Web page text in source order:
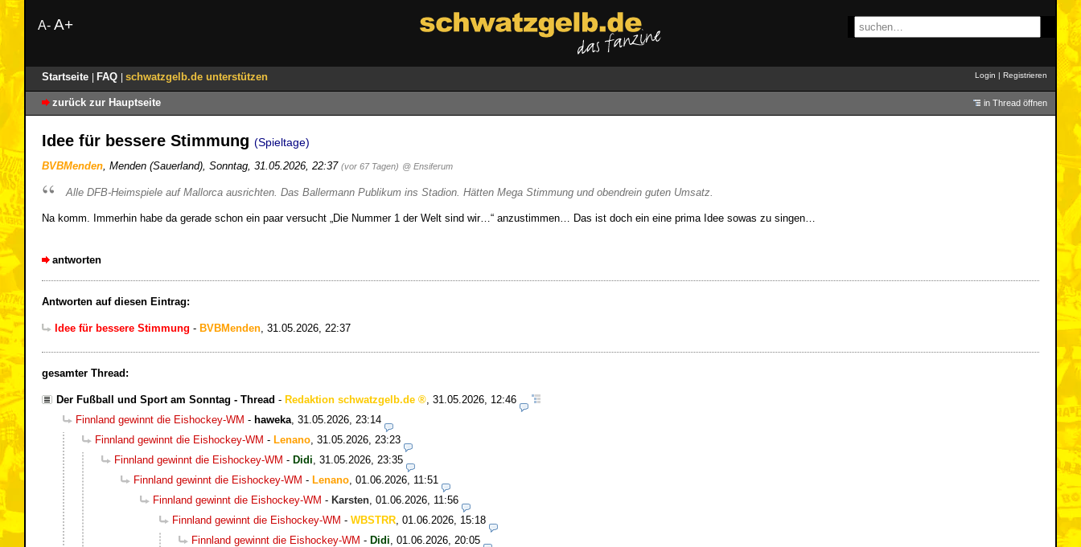
A- A+
Startseite FAQ schwatzgelb.de unterstützen Login | Registrieren
zurück zur Hauptseite in Thread öffnen
Idee für bessere Stimmung (Spieltage)
BVBMenden Menden (Sauerland) Sonntag, 31.05.2026, 22:37 (vor 67 Tagen) @ Ensiferum
Alle DFB-Heimspiele auf Mallorca ausrichten. Das Ballermann Publikum ins Stadion. Hätten Mega Stimmung und obendrein guten Umsatz.
Na komm. Immerhin habe da gerade schon ein paar versucht „Die Nummer 1 der Welt sind wir…“ anzustimmen… Das ist doch ein eine prima Idee sowas zu singen…
antworten
Antworten auf diesen Eintrag:
Idee für bessere Stimmung - BVBMenden, 31.05.2026, 22:37
gesamter Thread:
Der Fußball und Sport am Sonntag - Thread - Redaktion schwatzgelb.de
31.05.2026, 12:46
Finnland gewinnt die Eishockey-WM - haweka 31.05.2026, 23:14
Finnland gewinnt die Eishockey-WM - Lenano 31.05.2026, 23:23
Finnland gewinnt die Eishockey-WM - Didi 31.05.2026, 23:35
Finnland gewinnt die Eishockey-WM - Lenano 01.06.2026, 11:51
Finnland gewinnt die Eishockey-WM - Karsten 01.06.2026, 11:56
Finnland gewinnt die Eishockey-WM - WBSTRR 01.06.2026, 15:18
Finnland gewinnt die Eishockey-WM - Didi 01.06.2026, 20:05